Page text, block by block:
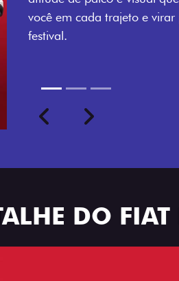
rodas de liga-leve aro 16”
com ainda mais estilo.
PreviousNext
DO FIAT